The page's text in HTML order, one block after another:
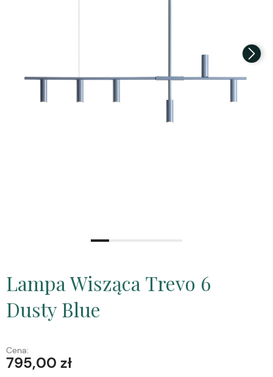
Lampa Wisząca Trevo 6
Dusty Blue
Cena:
795,00 zł